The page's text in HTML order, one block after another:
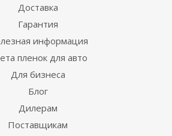
Доставка
Гарантия
информация
пленок для авто
Для бизнеса
Блог
Дилерам
Поставщикам